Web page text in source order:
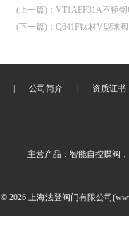
(上一篇) ： VT1AEF31A不锈
(下一篇) ： Q641F钛材V型球
公司简介 资质证书
主营产品：智能自控蝶阀
© 2026 上海法登阀门有限公司